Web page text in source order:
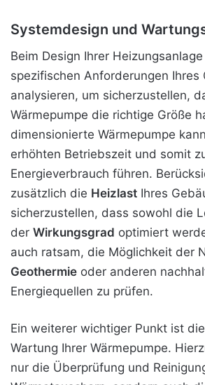
Systemdesign und
Beim Design Ihrer
spezifischen Anforderungen Ihres
analysieren, um sicherzustellen,
Wärmepumpe die richtige Größe
dimensionierte Wärmepumpe
erhöhten Betriebszeit und somit
Energieverbrauch führen.
zusätzlich die Heizlast Ihres
sicherzustellen, dass sowohl die
der Wirkungsgrad optimiert
auch ratsam, die Möglichkeit der
Geothermie oder anderen
Energiequellen zu prüfen.
Ein weiterer wichtiger Punkt ist
Wartung Ihrer Wärmepumpe.
nur die Überprüfung und